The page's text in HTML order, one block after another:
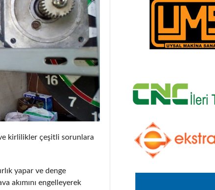
kirlilikler çeşitli sorunlara
yapar ve denge
akımını engelleyerek